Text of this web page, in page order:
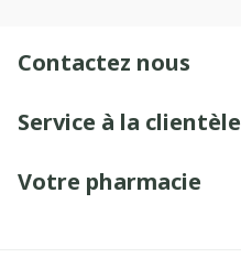
Contactez nous
Service à la clientèle
Votre pharmacie